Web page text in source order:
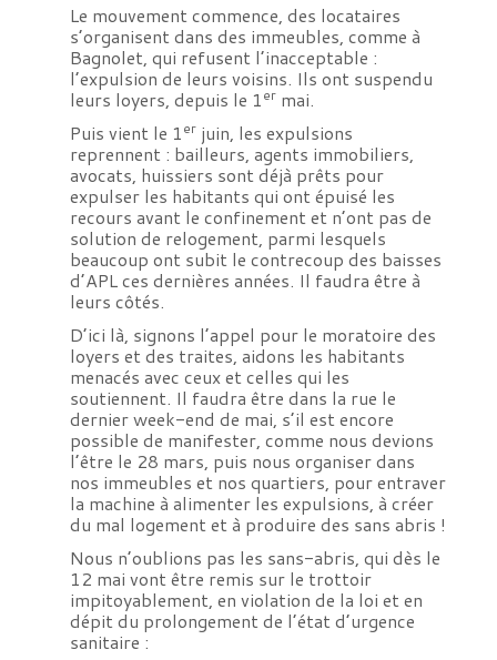
Le mouvement commence, des locataires
s’organisent dans des immeubles, comme à
Bagnolet, qui refusent l’inacceptable :
l’expulsion de leurs voisins. Ils ont suspendu
leurs loyers, depuis le 1ermai.
Puis vient le 1erjuin, les expulsions
reprennent : bailleurs, agents immobiliers,
avocats, huissiers sont déjà prêts pour
expulser les habitants qui ont épuisé les
recours avant le confinement et n’ont pas de
solution de relogement, parmi lesquels
beaucoup ont subit le contrecoup des baisses
d’APL ces dernières années. Il faudra être à
leurs côtés.
D’ici là, signons l’appel pour le moratoire des
loyers et des traites, aidons les habitants
menacés avec ceux et celles qui les
soutiennent. Il faudra être dans la rue le
dernier week-end de mai, s’il est encore
possible de manifester, comme nous devions
l’être le 28 mars, puis nous organiser dans
nos immeubles et nos quartiers, pour entraver
la machine à alimenter les expulsions, à créer
du mal logement et à produire des sans abris !
Nous n’oublions pas les sans-abris, qui dès le
12 mai vont être remis sur le trottoir
impitoyablement, en violation de la loi et en
dépit du prolongement de l’état d’urgence
sanitaire :